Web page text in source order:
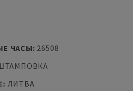
ЧАСЫ: 26508
: ЛИТВА